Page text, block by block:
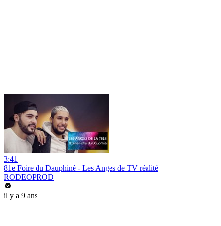
3:41
81e Foire du Dauphiné - Les Anges de TV réalité
RODEOPROD
il y a 9 ans